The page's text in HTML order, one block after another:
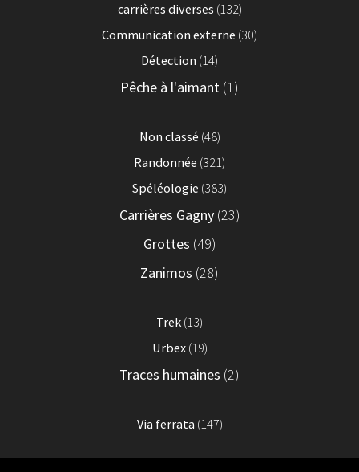
carrières diverses (132)
Communication externe (30)
Détection (14)
Pêche à l'aimant (1)
Non classé (48)
Randonnée (321)
Spéléologie (383)
Carrières Gagny(23)
Grottes (49)
Zanimos (28)
Trek (13)
Urbex(19)
Traces humaines (2)
Via ferrata (147)